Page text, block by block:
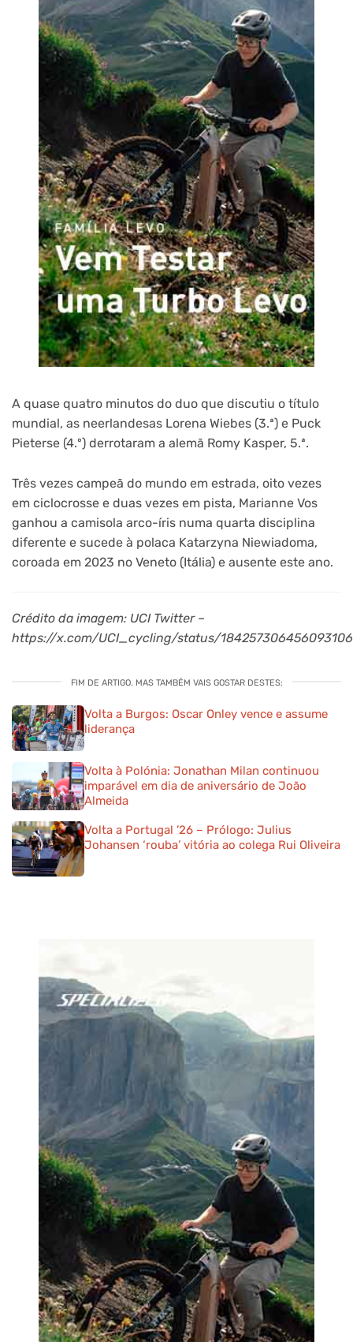
A quase quatro minutos do duo que discutiu o título
mundial, as neerlandesas Lorena Wiebes (3.ª) e Puck
Pieterse (4.º) derrotaram a alemã Romy Kasper, 5.ª.
Três vezes campeã do mundo em estrada, oito vezes
em ciclocrosse e duas vezes em pista, Marianne Vos
ganhou a camisola arco-íris numa quarta disciplina
diferente e sucede à polaca Katarzyna Niewiadoma,
coroada em 2023 no Veneto (Itália) e ausente este ano.
Crédito da imagem: UCI Twitter –
https://x.com/UCI_cycling/status/
FIM DE ARTIGO. MAS TAMBÉM VAIS GOSTAR DESTES:
Volta a Burgos: Oscar Onley vence e assume
liderança
Volta à Polónia: Jonathan Milan continuou
imparável em dia de aniversário de João
Almeida
Volta a Portugal ’26 – Prólogo: Julius
Johansen ‘rouba’ vitória ao colega Rui Oliveira